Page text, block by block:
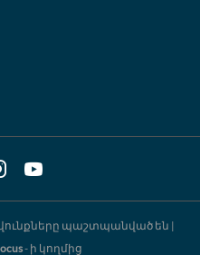
Youtube
պաշտպանված են |
- ի կողմից